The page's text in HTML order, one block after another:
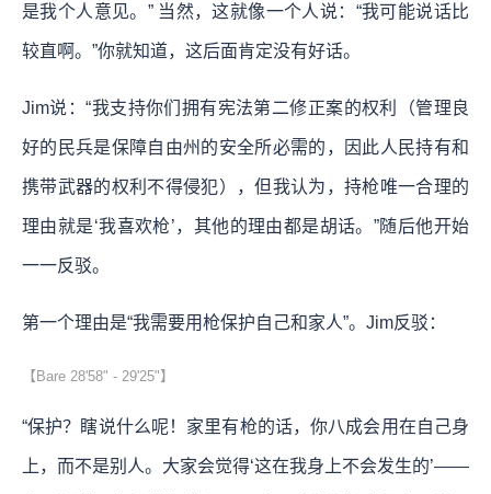
是我个人意见。” 当然，这就像一个人说：“我可能说话比
较直啊。”你就知道，这后面肯定没有好话。
Jim说：“我支持你们拥有宪法第二修正案的权利（管理良
好的民兵是保障自由州的安全所必需的，因此人民持有和
携带武器的权利不得侵犯），但我认为，持枪唯一合理的
理由就是‘我喜欢枪’，其他的理由都是胡话。”随后他开始
一一反驳。
第一个理由是“我需要用枪保护自己和家人”。Jim反驳：
【Bare 28'58" - 29'25"】
“保护？瞎说什么呢！家里有枪的话，你八成会用在自己身
上，而不是别人。大家会觉得‘这在我身上不会发生的’——